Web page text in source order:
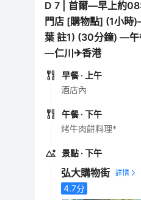
D7 |首爾—早上約
門店 [購物點] (1小時
葉 註1) (30分鐘) —
—仁川✈香港
早餐 · 上午
酒店內
午餐 · 下午
烤牛肉餅料理*
景點 · 下午
弘大購物街
4.7分